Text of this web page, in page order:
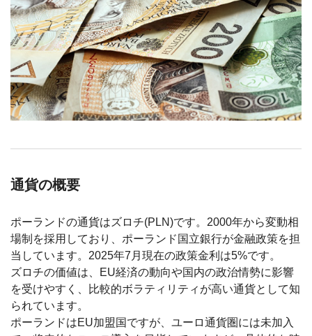
通貨の概要
ポーランドの通貨はズロチ(PLN)です。2000年から変動相
場制を採用しており、ポーランド国立銀行が金融政策を担
当しています。2025年7月現在の政策金利は5%です。
ズロチの価値は、EU経済の動向や国内の政治情勢に影響
を受けやすく、比較的ボラティリティが高い通貨として知
られています。
ポーランドはEU加盟国ですが、ユーロ通貨圏には未加入